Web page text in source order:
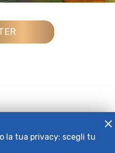
la tua privacy: scegli tu